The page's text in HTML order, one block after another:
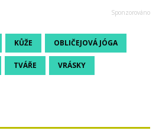
KŮŽE OBLIČEJOVÁ JÓGA
TVÁŘE VRÁSKY